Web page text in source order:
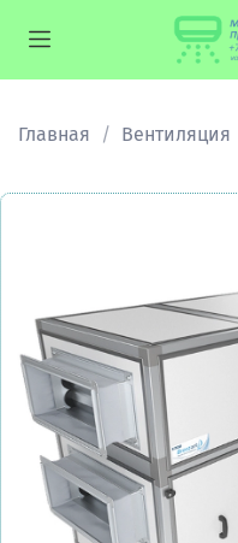
Главная Вентиляция